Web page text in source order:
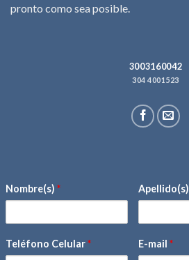
pronto como sea posible.
3003160042
304 4001523
Nombre(s) * Apellido(s)
Teléfono Celular* E-mail *